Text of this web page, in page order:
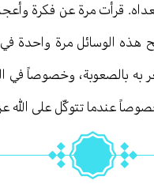
قرأت مرة عن فكرة
هذه الوسائل مرة واحدة
به بالصعوبة، وخصوصاً في
عندما تتوكّل على الله